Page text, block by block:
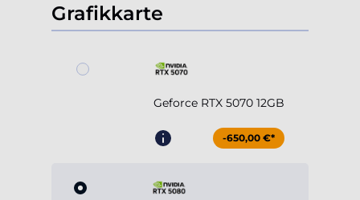
Grafikkarte
Geforce RTX 5070 12GB
-650,00 €*